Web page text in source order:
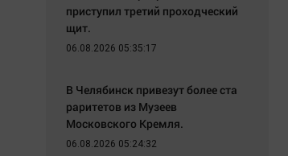
приступил третий проходческий
щит.
06.08.2026 05:35:17
В Челябинск привезут более ста
раритетов из Музеев
Московского Кремля.
06.08.2026 05:24:32